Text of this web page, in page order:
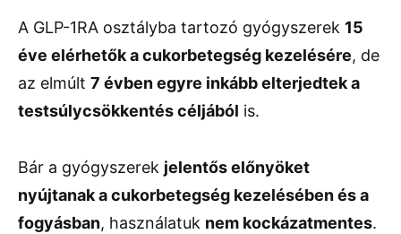
A GLP-1RA osztályba tartozó gyógyszerek 15
éve elérhetők a cukorbetegség kezelésére, de
az elmúlt 7 évben egyre inkább elterjedtek a
testsúlycsökkentés céljából is.
Bár a gyógyszerek jelentős előnyöket
nyújtanak a cukorbetegség kezelésében és a
fogyásban, használatuk nem kockázatmentes.